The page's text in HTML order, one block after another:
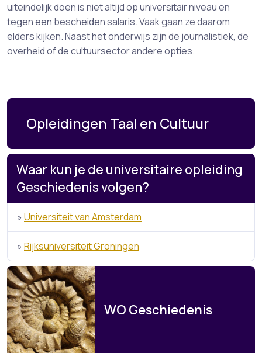
uiteindelijk doen is niet altijd op universitair niveau en
tegen een bescheiden salaris. Vaak gaan ze daarom
elders kijken. Naast het onderwijs zijn de journalistiek, de
overheid of de cultuursector andere opties.
Opleidingen Taal en Cultuur
Waar kun je de universitaire opleiding
Geschiedenis volgen?
» Universiteit van Amsterdam
» Rijksuniversiteit Groningen
WO Geschiedenis